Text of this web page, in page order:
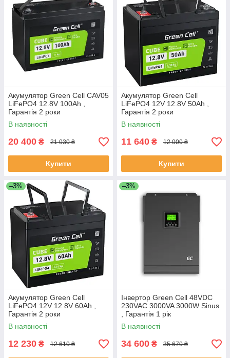
Акумулятор Green Cell CAV05
LiFePO4 12.8V 100Ah ,
Гарантія 2 роки
В наявності
20 400 ₴ 21 030 ₴
Купити
Акумулятор Green Cell
LiFePO4 12V 12.8V 50Ah ,
Гарантія 2 роки
В наявності
11 640 ₴ 12 000 ₴
Купити
–3%
Акумулятор Green Cell
LiFePO4 12V 12.8V 60Ah ,
Гарантія 2 роки
В наявності
12 230 ₴ 12 610 ₴
–3%
Інвертор Green Cell 48VDC
230VAC 3000VA 3000W Sinus
, Гарантія 1 рік
В наявності
34 600 ₴ 35 670 ₴